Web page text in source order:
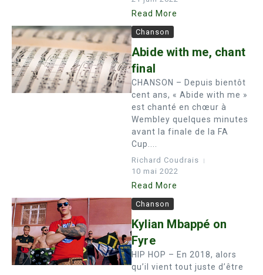
Read More
Chanson
Abide with me, chant
final
CHANSON – Depuis bientôt
cent ans, « Abide with me »
est chanté en chœur à
Wembley quelques minutes
avant la finale de la FA
Cup....
Richard Coudrais
10 mai 2022
Read More
Chanson
Kylian Mbappé on
Fyre
HIP HOP – En 2018, alors
qu’il vient tout juste d’être